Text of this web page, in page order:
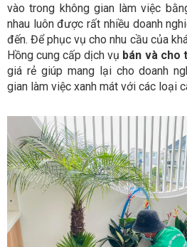
vào trong không gian làm việc
nhau luôn được rất nhiều doanh
đến. Để phục vụ cho nhu cầu của
Hồng cung cấp dịch vụ bán và cho
giá rẻ giúp mang lại cho doanh
gian làm việc xanh mát với các loại